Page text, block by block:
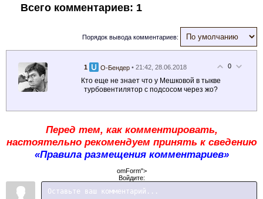
Всего комментариев: 1
Порядок вывода комментариев:
0
1 О-Бендер • 21:42, 28.06.2018
Кто еще не знает что у Мешковой в тыкве
турбовентилятор с подсосом через жо?
Перед тем, как комментировать,
настоятельно рекомендуем принять к сведению
«Правила размещения комментариев»
omForm">
Войдите: